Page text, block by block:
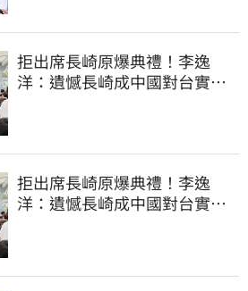
拒出席長崎原爆典禮！李逸
洋：遺憾長崎成中國對台實施
拒出席長崎原爆典禮！李逸
洋：遺憾長崎成中國對台實施